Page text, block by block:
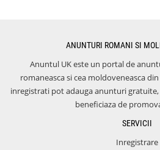
ANUNTURI ROMANI SI
Anuntul UK este un portal de
romaneasca si cea moldoveneasca
inregistrati pot adauga anunturi
beneficiaza de
SERVICII
Inregistrare